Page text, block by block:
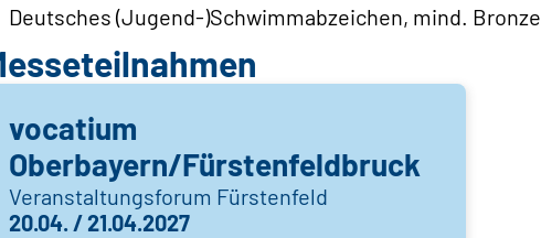
Deutsches (Jugend-)Schwimmabzeichen, mind. Bronze
vocatium
Oberbayern/Fürstenfeldbruck
Veranstaltungsforum Fürstenfeld
20.04. / 21.04.2027